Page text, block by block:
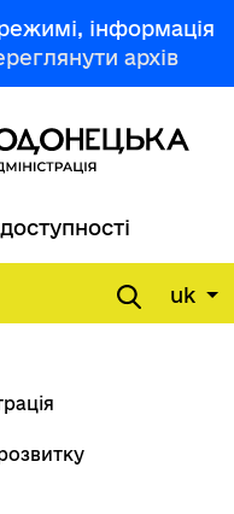
інформація
архів
uk